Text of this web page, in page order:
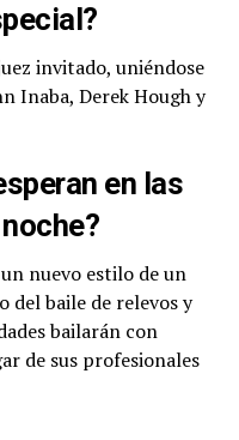
invitado, uniéndose
Inaba, Derek Hough y
en las
nuevo estilo de un
del baile de relevos y
bailarán con
de sus profesionales